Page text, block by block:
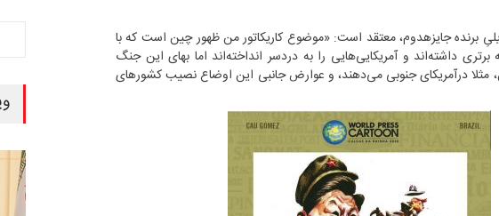
برنده جایزهدوم، معتقد است:‌ «موضوع کاریکاتور من ظهور چین است که با
داشته‌اند و آمریکایی‌هایی را به دردسر انداخته‌اند اما بهای این جنگ
مثلا درآمریکای جنوبی می‌دهند، و عوارض جانبی این اوضاع نصیب کشورهای